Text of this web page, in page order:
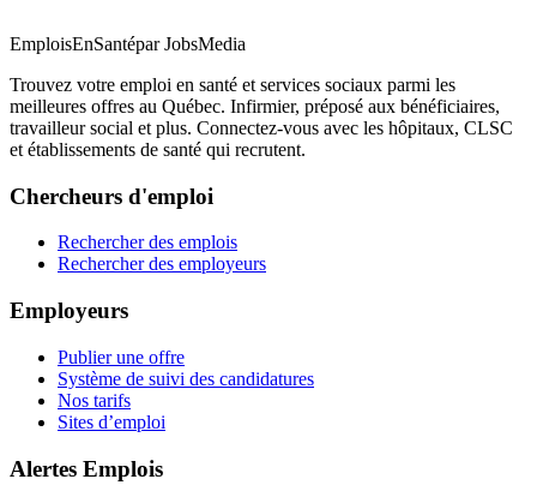
EmploisEnSantépar JobsMedia
Trouvez votre emploi en santé et services sociaux parmi les
meilleures offres au Québec. Infirmier, préposé aux bénéficiaires,
travailleur social et plus. Connectez-vous avec les hôpitaux, CLSC
et établissements de santé qui recrutent.
Chercheurs d'emploi
Rechercher des emplois
Rechercher des employeurs
Employeurs
Publier une offre
Système de suivi des candidatures
Nos tarifs
Sites d’emploi
Alertes Emplois